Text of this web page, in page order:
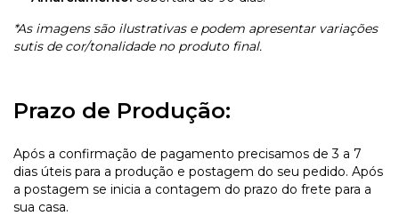
*As imagens são ilustrativas e podem apresentar variações
sutis de cor/tonalidade no produto final.
Prazo de Produção:
Após a confirmação de pagamento precisamos de 3 a 7
dias úteis para a produção e postagem do seu pedido. Após
a postagem se inicia a contagem do prazo do frete para a
sua casa.